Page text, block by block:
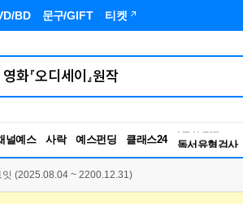
BD 문구/GIFT 티켓
널예스 사락 예스펀딩 클래스24
독서유형검사
RBTI Lab
잇 (2025.08.04 ~ 2200.12.31)